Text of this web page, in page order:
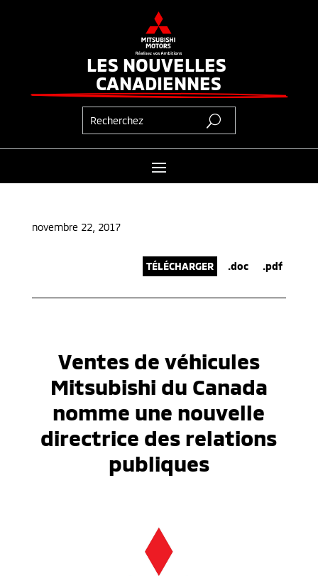
LES NOUVELLES
CANADIENNES
novembre 22, 2017
TÉLÉCHARGER .doc .pdf
Ventes de véhicules
Mitsubishi du Canada
nomme une nouvelle
directrice des relations
publiques